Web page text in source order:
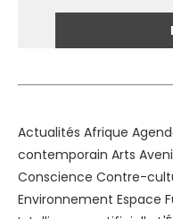
Actualités Afrique
contemporain Arts
Conscience Contre-
Environnement Espace